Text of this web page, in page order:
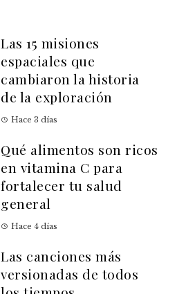
Las 15 misiones
espaciales que
cambiaron la historia
de la exploración
Hace 3 días
Qué alimentos son ricos
en vitamina C para
fortalecer tu salud
general
Hace 4 días
Las canciones más
versionadas de todos